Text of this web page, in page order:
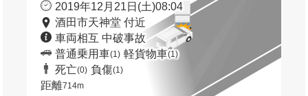
2019年12月21日(土)08:04
酒田市天神堂 付近
車両相互 中破事故
普通乗用車(1) 軽貨物車(1)
死亡(0) 負傷(1)
距離714m